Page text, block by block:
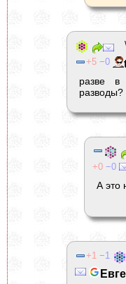
5 0
разве в
разводы?
0 0
А это
1 1